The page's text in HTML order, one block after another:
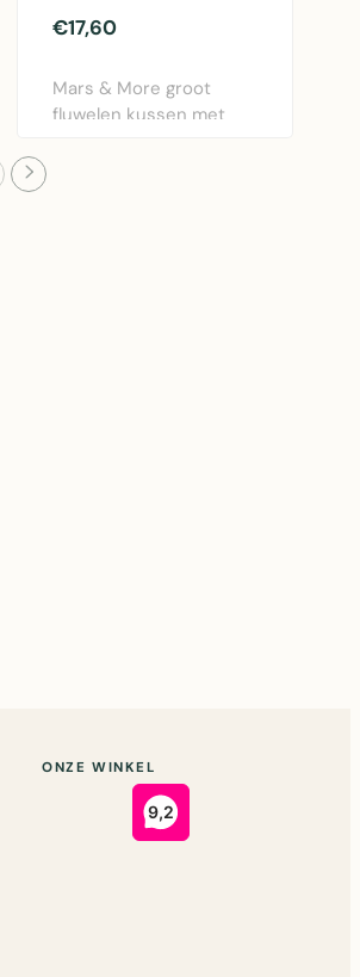
€17,60
Mars & More groot
fluwelen kussen met
ONZE WINKEL